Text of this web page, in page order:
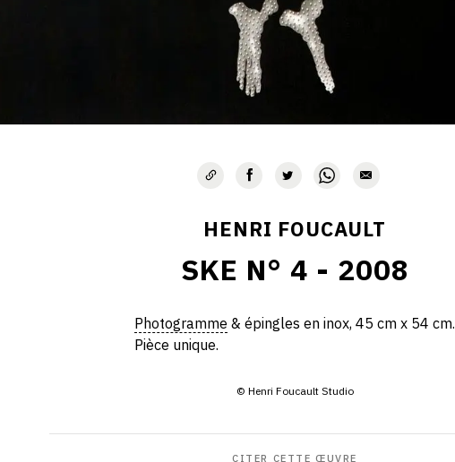
HENRI FOUCAULT
SKE N° 4 - 2008
Photogramme & épingles en inox, 45 cm x 54 cm.
Pièce unique.
© Henri Foucault Studio
CITER CETTE ŒUVRE